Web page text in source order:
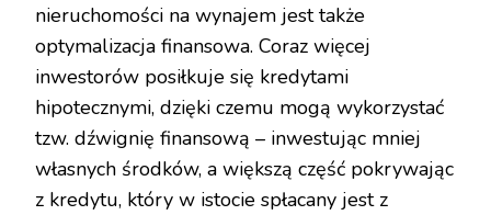
nieruchomości na wynajem jest także
optymalizacja finansowa. Coraz więcej
inwestorów posiłkuje się kredytami
hipotecznymi, dzięki czemu mogą wykorzystać
tzw. dźwignię finansową – inwestując mniej
własnych środków, a większą część pokrywając
z kredytu, który w istocie spłacany jest z